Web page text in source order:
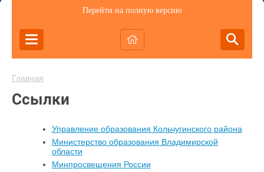
Перейти на полную версию
Главная
Ссылки
Управление образования Кольчугинского района
Министерство образования Владимирской
области
Минпросвещения России